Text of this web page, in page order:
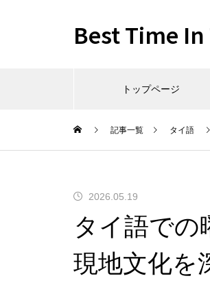
Best Time
トップページ
記事一覧 タイ語
2026.05.19
タイ語での
現地文化を